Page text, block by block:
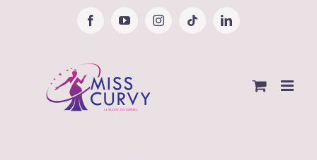
FacebookYouTubeInstagramTiktok LinkedIn